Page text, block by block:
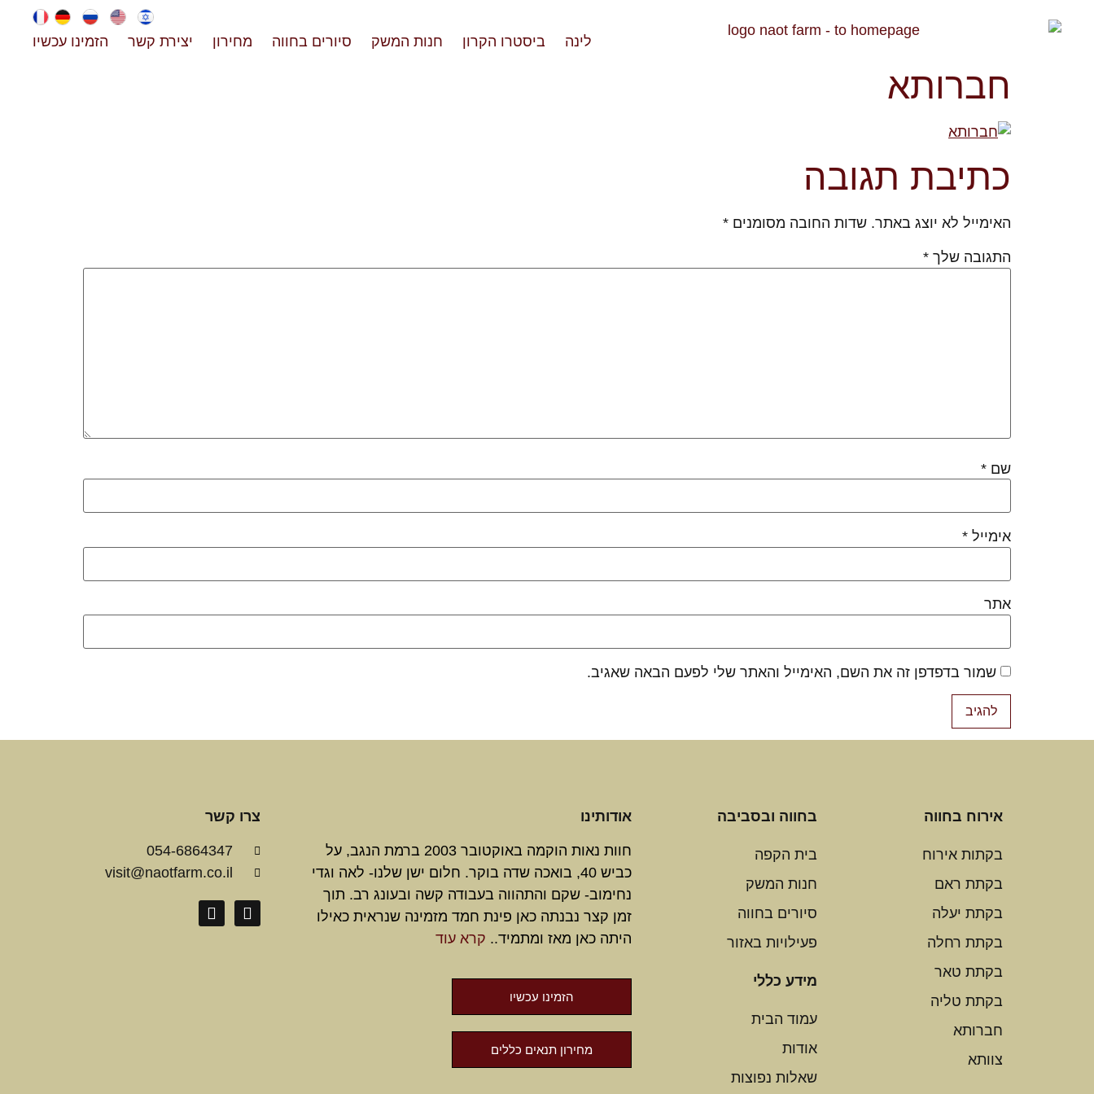
לינה ביסטרו הקרון חנות המשק סיורים בחווה מחירון יצירת קשר הזמינו עכשיו
חברותא
כתיבת תגובה
האימייל לא יוצג באתר. שדות החובה מסומנים *
התגובה שלך *
שם *
אימייל *
אתר
שמור בדפדפן זה את השם, האימייל והאתר שלי לפעם הבאה שאגיב.
אירוח בחווה
בקתות אירוח
בקתת ראם
בקתת יעלה
בקתת רחלה
בקתת טאר
בקתת טליה
חברותא
צוותא
בחווה ובסביבה
בית הקפה
חנות המשק
סיורים בחווה
פעילויות באזור
מידע כללי
עמוד הבית
אודות
שאלות נפוצות
אודותינו
חוות נאות הוקמה באוקטובר 2003 ברמת הנגב, על
כביש 40, בואכה שדה בוקר. חלום ישן שלנו- לאה וגדי
נחימוב- שקם והתהווה בעבודה קשה ובעונג רב. תוך
זמן קצר נבנתה כאן פינת חמד מזמינה שנראית כאילו
היתה כאן מאז ומתמיד.. קרא עוד
הזמינו עכשיו
מחירון תנאים כללים
צרו קשר
054-6864347
visit@naotfarm.co.il